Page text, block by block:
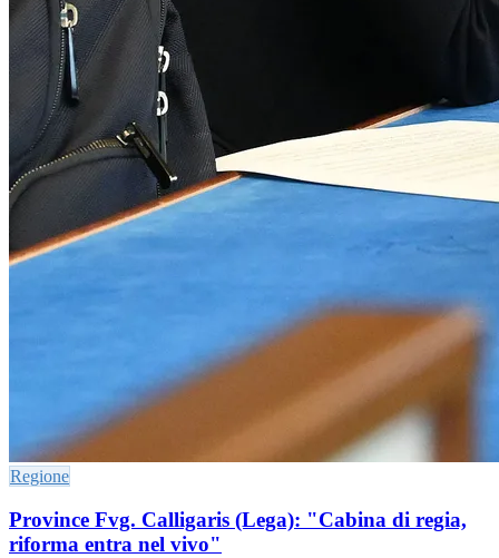
Regione
Province Fvg. Calligaris (Lega): "Cabina di regia,
riforma entra nel vivo"